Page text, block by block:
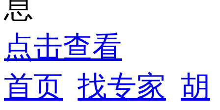
息
点击查看
首页 找专家 胡